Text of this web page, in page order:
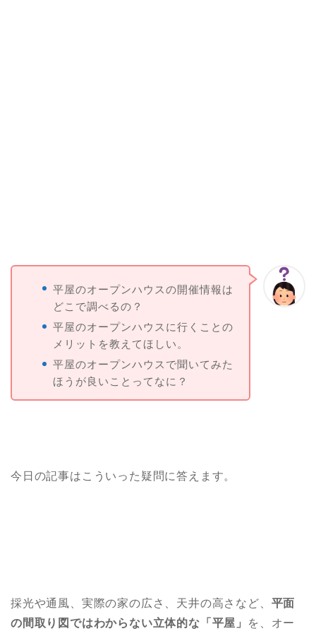
平屋のオープンハウスの開催情報は
どこで調べるの？
平屋のオープンハウスに行くことの
メリットを教えてほしい。
平屋のオープンハウスで聞いてみた
ほうが良いことってなに？
今日の記事はこういった疑問に答えます。
採光や通風、実際の家の広さ、天井の高さなど、 平面
の間取り図ではわからない立体的な「平屋」
を、オー